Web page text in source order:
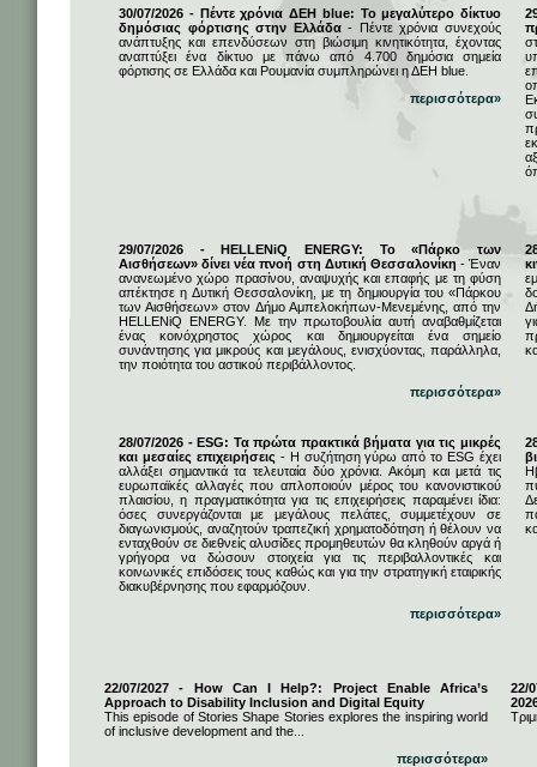
30/07/2026 - Πέντε χρόνια ΔΕΗ blue: Το μεγαλύτερο δίκτυο
δημόσιας φόρτισης στην Ελλάδα- Πέντε χρόνια συνεχούς
ανάπτυξης και επενδύσεων στη βιώσιμη κινητικότητα, έχοντας
αναπτύξει ένα δίκτυο με πάνω από 4.700 δημόσια σημεία
φόρτισης σε Ελλάδα και Ρουμανία συμπληρώνει η ΔΕΗ blue.
περισσότερα»
29/07/2026 - HELLENiQ ENERGY: Το «Πάρκο των
Αισθήσεων» δίνει νέα πνοή στη Δυτική Θεσσαλονίκη - Έναν
ανανεωμένο χώρο πρασίνου, αναψυχής και επαφής με τη φύση
απέκτησε η Δυτική Θεσσαλονίκη, με τη δημιουργία του «Πάρκου
των Αισθήσεων» στον Δήμο Αμπελοκήπων-Μενεμένης, από την
HELLENiQ ENERGY. Με την πρωτοβουλία αυτή αναβαθμίζεται
ένας κοινόχρηστος χώρος και δημιουργείται ένα σημείο
συνάντησης για μικρούς και μεγάλους, ενισχύοντας, παράλληλα,
την ποιότητα του αστικού περιβάλλοντος.
περισσότερα»
28/07/2026 - ESG: Τα πρώτα πρακτικά βήματα για τις μικρές
και μεσαίες επιχειρήσεις - Η συζήτηση γύρω από το ESG έχει
αλλάξει σημαντικά τα τελευταία δύο χρόνια. Ακόμη και μετά τις
ευρωπαϊκές αλλαγές που απλοποιούν μέρος του κανονιστικού
πλαισίου, η πραγματικότητα για τις επιχειρήσεις παραμένει ίδια:
όσες συνεργάζονται με μεγάλους πελάτες, συμμετέχουν σε
διαγωνισμούς, αναζητούν τραπεζική χρηματοδότηση ή θέλουν να
ενταχθούν σε διεθνείς αλυσίδες προμηθευτών θα κληθούν αργά ή
γρήγορα να δώσουν στοιχεία για τις περιβαλλοντικές και
κοινωνικές επιδόσεις τους καθώς και για την στρατηγική εταιρικής
διακυβέρνησης που εφαρμόζουν.
περισσότερα»
22/07/2027 - How Can I Help?: Project Enable Africa’s
Approach to Disability Inclusion and Digital Equity
This episode of Stories Shape Stories explores the inspiring world
of inclusive development and the...
περισσότερα»
22/